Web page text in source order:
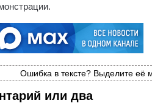
Ошибка в тексте? Выделите
или два